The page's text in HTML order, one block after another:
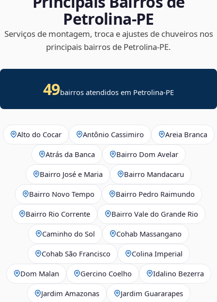
Petrolina‑PE
Serviços de montagem, troca e ajustes de chuveiros nos
principais bairros de Petrolina‑PE.
49bairros atendidos em Petrolina-PE
Alto do Cocar Antônio Cassimiro Areia Branca
Atrás da Banca Bairro Dom Avelar
Bairro José e Maria Bairro Mandacaru
Bairro Novo Tempo Bairro Pedro Raimundo
Bairro Rio Corrente Bairro Vale do Grande Rio
Caminho do Sol Cohab Massangano
Cohab São Francisco Colina Imperial
Dom Malan Gercino Coelho Idalino Bezerra
Jardim Amazonas Jardim Guararapes